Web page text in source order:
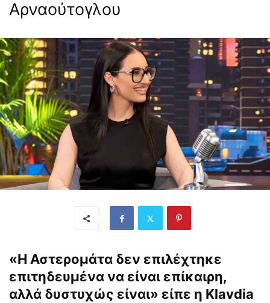
Αρναούτογλου
«Η Αστερομάτα δεν επιλέχτηκε
επιτηδευμένα να είναι επίκαιρη,
αλλά δυστυχώς είναι» είπε η Klavdia